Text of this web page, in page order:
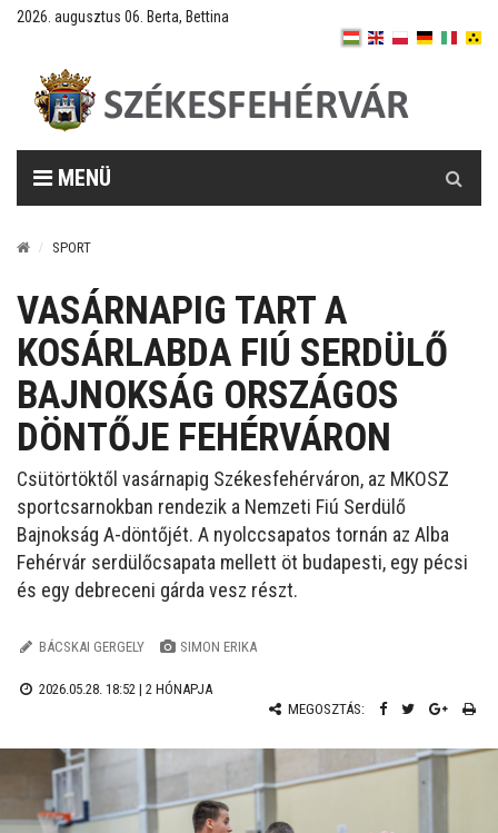
2026. augusztus 06. Berta, Bettina
MENÜ
SPORT
VASÁRNAPIG TART A
KOSÁRLABDA FIÚ SERDÜLŐ
BAJNOKSÁG ORSZÁGOS
DÖNTŐJE FEHÉRVÁRON
Csütörtöktől vasárnapig Székesfehérváron, az MKOSZ
sportcsarnokban rendezik a Nemzeti Fiú Serdülő
Bajnokság A-döntőjét. A nyolccsapatos tornán az Alba
Fehérvár serdülőcsapata mellett öt budapesti, egy pécsi
és egy debreceni gárda vesz részt.
BÁCSKAI GERGELY SIMON ERIKA
2026.05.28. 18:52 | 2 HÓNAPJA
MEGOSZTÁS: